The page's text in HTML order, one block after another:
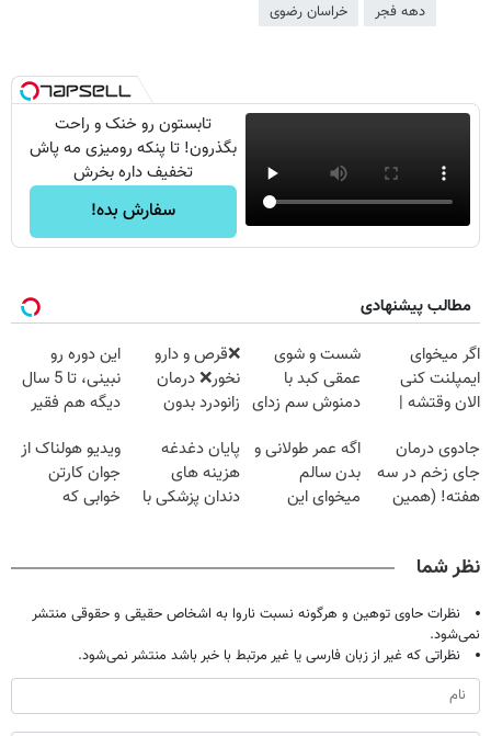
دهه فجر
خراسان رضوی
تابستون رو خنک و راحت
بگذرون! تا پنکه رومیزی مه پاش
تخفیف داره بخرش
سفارش بده!
مطالب پیشنهادی
اگر میخوای
ایمپلنت کنی
الان وقتشه |
میلیون تومان!!!
شست و شوی
عمقی کبد با
دمنوش سم زدای
❌قرص‌ و دارو
نخور❌ درمان
زانودرد بدون
این دوره رو
نبینی، تا 5 سال
دیگه هم فقیر
الان ثبت نام کن
جادوی درمان
جای زخم در سه
هفته! (همین
اگه عمر طولانی و
بدن سالم
میخوای این
پایان دغدغه
هزینه های
دندان پزشکی با
ویدیو هولناک از
جوان کارتن
خوابی که
نظر شما
نظرات حاوی توهین و هرگونه نسبت ناروا به اشخاص حقیقی و حقوقی منتشر
نمی‌شود.
نظراتی که غیر از زبان فارسی یا غیر مرتبط با خبر باشد منتشر نمی‌شود.